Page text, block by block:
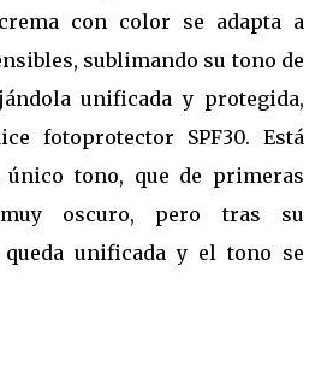
con color se adapta a
sublimando su tono de
unificada y protegida,
fotoprotector SPF30. Está
tono, que de primeras
oscuro, pero tras su
unificada y el tono se